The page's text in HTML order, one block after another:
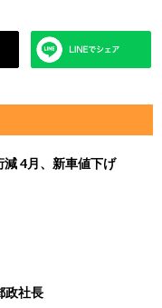
4月、新車値下げ
政社長